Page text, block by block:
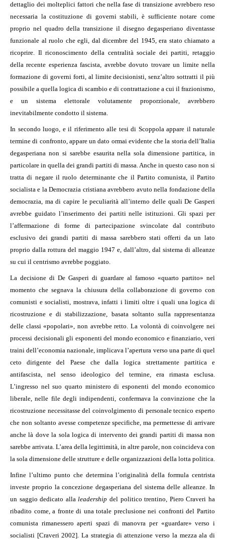
dettaglio dei molteplici fattori che nella fase di transizione avrebbero reso
necessaria la costituzione di governi stabili, è sufficiente notare come
proprio nel quadro della transizione il disegno degasperiano diventasse
funzionale al ruolo che egli, dal dicembre del 1945, era stato chiamato a
ricoprire. Il riconoscimento della centralità sociale dei partiti, retaggio
della recente esperienza fascista, avrebbe dovuto trovare un limite nella
formazione di governi forti, al limite decisionisti, senz’altro sottratti il più
possibile a quella logica di scambio e di contrattazione a cui il frazionismo,
e un sistema elettorale volutamente proporzionale, avrebbero
inevitabilmente condotto il sistema.
In secondo luogo, e il riferimento alle tesi di Scoppola appare il naturale
termine di confronto, appare un dato ormai evidente che la storia dell’Italia
degasperiana non si sarebbe esaurita nella sola dimensione partitica, in
particolare in quella dei grandi partiti di massa. Anche in questo caso non si
tratta di negare il ruolo determinante che il Partito comunista, il Partito
socialista e la Democrazia cristiana avrebbero avuto nella fondazione della
democrazia, ma di capire le peculiarità all’interno delle quali De Gasperi
avrebbe guidato l’inserimento dei partiti nelle istituzioni. Gli spazi per
l’affermazione di forme di partecipazione svincolate dal contributo
esclusivo dei grandi partiti di massa sarebbero stati offerti da un lato
proprio dalla rottura del maggio 1947 e, dall’altro, dal sistema di alleanze
su cui il centrismo avrebbe poggiato.
La decisione di De Gasperi di guardare al famoso «quarto partito» nel
momento che segnava la chiusura della collaborazione di governo con
comunisti e socialisti, mostrava, infatti i limiti oltre i quali una logica di
ricostruzione e di stabilizzazione, basata soltanto sulla rappresentanza
delle classi «popolari», non avrebbe retto. La volontà di coinvolgere nei
processi decisionali gli esponenti del mondo economico e finanziario, veri
traini dell’economia nazionale, implicava l’apertura verso una parte di quel
ceto dirigente del Paese che dalla logica strettamente partitica e
antifascista, nel senso ideologico del termine, era rimasta esclusa.
L’ingresso nel suo quarto ministero di esponenti del mondo economico
liberale, nelle file degli indipendenti, confermava la convinzione che la
ricostruzione necessitasse del coinvolgimento di personale tecnico esperto
che non soltanto avesse competenze specifiche, ma permettesse di arrivare
anche là dove la sola logica di intervento dei grandi partiti di massa non
sarebbe arrivata. L’area della legittimità, in altre parole, non coincideva con
la sola dimensione delle strutture e delle organizzazioni della lotta politica.
Infine l’ultimo punto che determina l’originalità della formula centrista
investe proprio la concezione degasperiana del sistema delle alleanze. In
un saggio dedicato alla leadership del politico trentino, Piero Craveri ha
ribadito come, a fronte di una totale preclusione nei confronti del Partito
comunista rimanessero aperti spazi di manovra per «guardare» verso i
socialisti [Craveri 2002]. La strategia di attenzione verso la mezza ala di